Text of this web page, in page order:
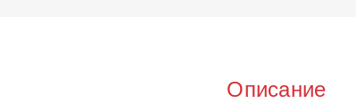
Описание